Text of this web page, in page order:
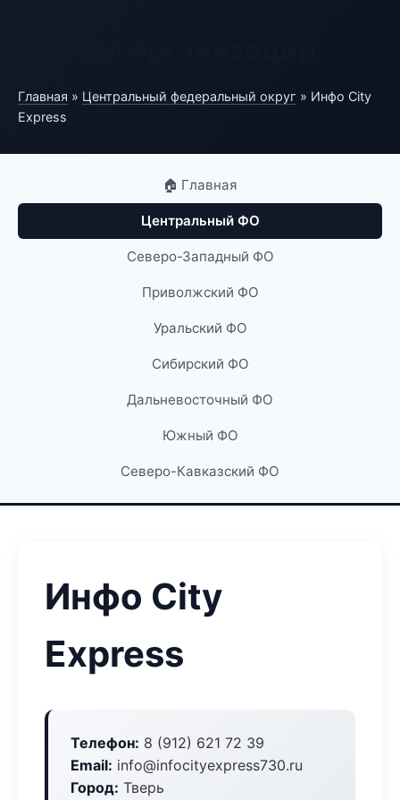
Главная » Центральный федеральный округ » Инфо City
Express
🏠 Главная
Центральный ФО
Северо-Западный ФО
Приволжский ФО
Уральский ФО
Сибирский ФО
Дальневосточный ФО
Южный ФО
Северо-Кавказский ФО
Инфо City
Express
Телефон: 8 (912) 621 72 39
Email: info@infocityexpress730.ru
Город: Тверь